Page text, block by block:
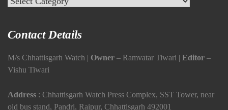
Contact Details
M/s Chhattisgarh Watch | Owner – Ramvatar Tiwari | Editor –
Vishu Tiwari
Address : Chhattisgarh Watch Press Complex, SST Tower, near
old bus stand, Pandri, Raipur, Chhattisgarh 492001